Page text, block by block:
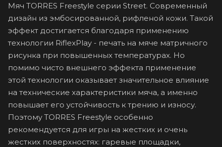
Мяч TORRES Freestyle серии Street. Современный
дизайн из эмбосированной, рифленой кожи. Такой
эффект достигается благодаря применению
технологии RiflexPlay - печать на мяче матричного
рисунка при повышенных температурах. Но
помимо чисто внешнего эффекта применение
этой технологии оказывает значительное влияние
на технические характеристики мяча, а именно
повышает его устойчивость к трению и износу.
Поэтому TORRES Freestyle особенно
рекомендуется для игры на жестких и очень
жестких поверхностях: гаревые площадки,